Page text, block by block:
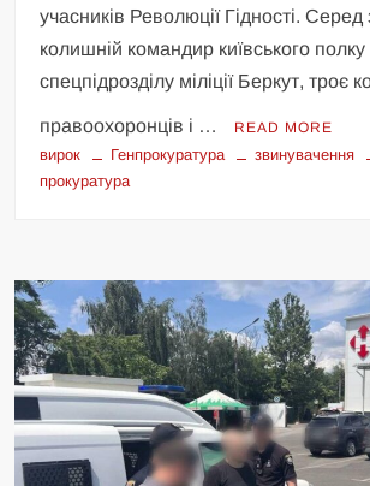
учасників Революції Гідності.
колишній командир київського полку
спецпідрозділу міліції Беркут, троє
правоохоронців і … READ MORE
вирок Генпрокуратура звинувачення
прокуратура